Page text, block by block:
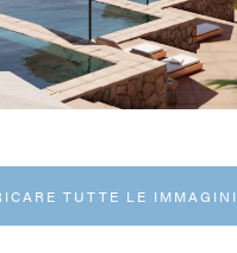
TUTTE LE IMMAGINI